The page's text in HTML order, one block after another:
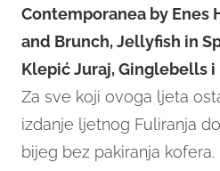
Contemporanea by Enes
and Brunch, Jellyfish in
Klepić Juraj, Ginglebells
Za sve koji ovoga ljeta
izdanje ljetnog Fuliranja
bijeg bez pakiranja kofera.